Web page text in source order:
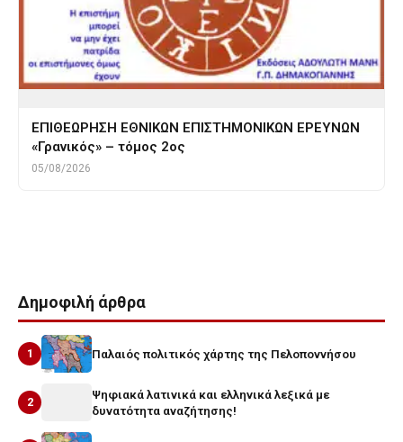
ΕΠΙΘΕΩΡΗΣΗ ΕΘΝΙΚΩΝ ΕΠΙΣΤΗΜΟΝΙΚΩΝ ΕΡΕΥΝΩΝ
«Γρανικός» – τόμος 2ος
05/08/2026
Δημοφιλή άρθρα
1 Παλαιός πολιτικός χάρτης της Πελοποννήσου
2
Ψηφιακά λατινικά και ελληνικά λεξικά με
δυνατότητα αναζήτησης!